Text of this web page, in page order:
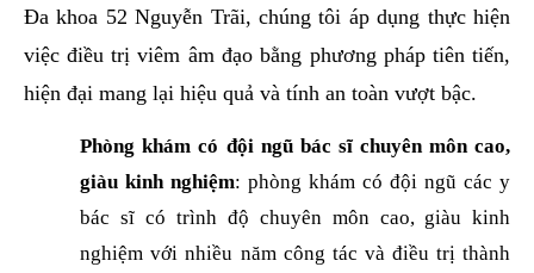
Đa khoa 52 Nguyễn Trãi, chúng tôi áp dụng thực hiện
việc điều trị viêm âm đạo bằng phương pháp tiên tiến,
hiện đại mang lại hiệu quả và tính an toàn vượt bậc.
Phòng khám có đội ngũ bác sĩ chuyên môn cao,
giàu kinh nghiệm: phòng khám có đội ngũ các y
bác sĩ có trình độ chuyên môn cao, giàu kinh
nghiệm với nhiều năm công tác và điều trị thành